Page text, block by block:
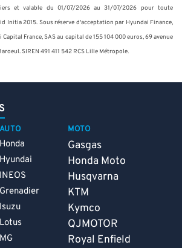
et valable du 01/07/2026 au 31/07/2026 pour toute
Initia 2015. Sous réserve d'acceptation par Hyundai Finance,
France, SAS au capital de 155 104 000 euros, 69 avenue
SIREN 491 411 542 RCS Lille Métropole.
AUTO
Honda
Hyundai
INEOS
Grenadier
Isuzu
Lotus
MG
MOTO
Gasgas
Honda Moto
Husqvarna
KTM
Kymco
QJMOTOR
Royal Enfield